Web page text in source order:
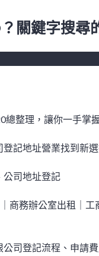
關鍵字搜尋
總整理，讓你一手掌
登記地址營業找到新
公司地址登記
商務辦公室出租｜工
公司登記流程、申請